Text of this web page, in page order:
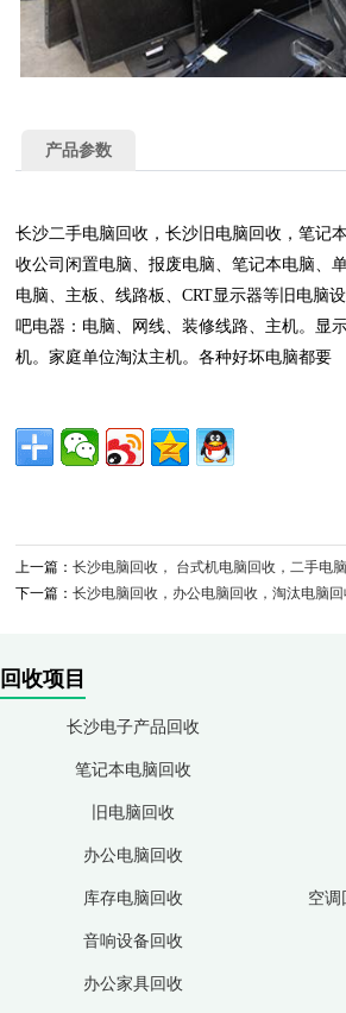
产品参数
长沙二手电脑回收，长沙旧电脑回收，笔记
收公司闲置电脑、报废电脑、笔记本电脑、
电脑、主板、线路板、CRT显示器等旧电脑
吧电器：电脑、网线、装修线路、主机。显
机。家庭单位淘汰主机。各种好坏电脑都要
上一篇：长沙电脑回收， 台式机电脑回收，二手电
下一篇：长沙电脑回收，办公电脑回收，淘汰电脑
回收项目
长沙电子产品回收
笔记本电脑回收
旧电脑回收
办公电脑回收
库存电脑回收 空调
音响设备回收
办公家具回收